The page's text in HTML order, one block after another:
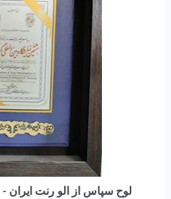
لوح سپاس از الو رنت ایران -